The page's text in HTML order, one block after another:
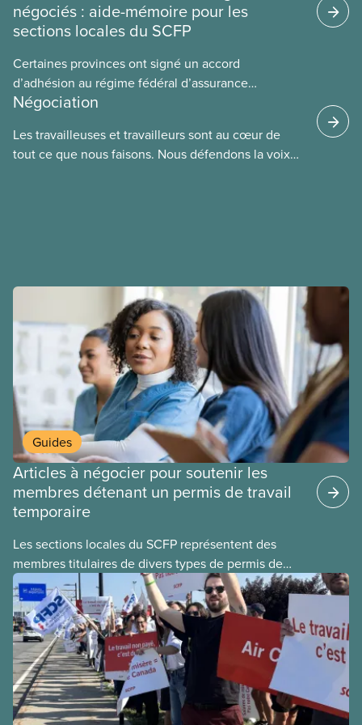
négociés : aide-mémoire pour les
sections locales du SCFP
Certaines provinces ont signé un accord
d’adhésion au régime fédéral d’assurance
médicaments. Les sections locales du SCFP dans
régime pourrait avoir sur leurs avantages
sociaux actuels.
Négociation
Les travailleuses et travailleurs sont au cœur de
tout ce que nous faisons. Nous défendons la voix
Guides
Articles à négocier pour soutenir les
membres détenant un permis de travail
temporaire
Les sections locales du SCFP représentent des
membres titulaires de divers types de permis de
travail temporaires, incluant les permis pour
travailleuses et travailleurs étrangers temporaires,
les permis d’études et les permis de
travail postdiplôme.